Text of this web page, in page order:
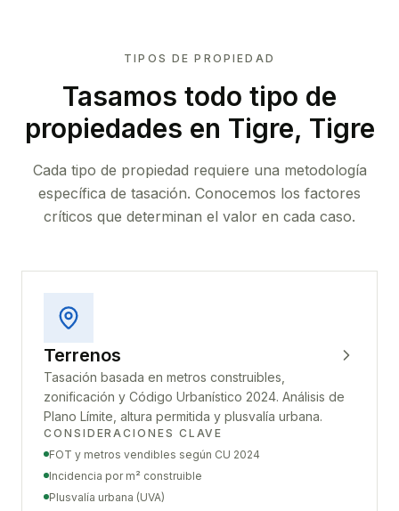
TIPOS DE PROPIEDAD
Tasamos todo tipo de
propiedades en Tigre, Tigre
Cada tipo de propiedad requiere una metodología
específica de tasación. Conocemos los factores
críticos que determinan el valor en cada caso.
Terrenos
Tasación basada en metros construibles,
zonificación y Código Urbanístico 2024. Análisis de
Plano Límite, altura permitida y plusvalía urbana.
CONSIDERACIONES CLAVE
FOT y metros vendibles según CU 2024
Incidencia por m² construible
Plusvalía urbana (UVA)